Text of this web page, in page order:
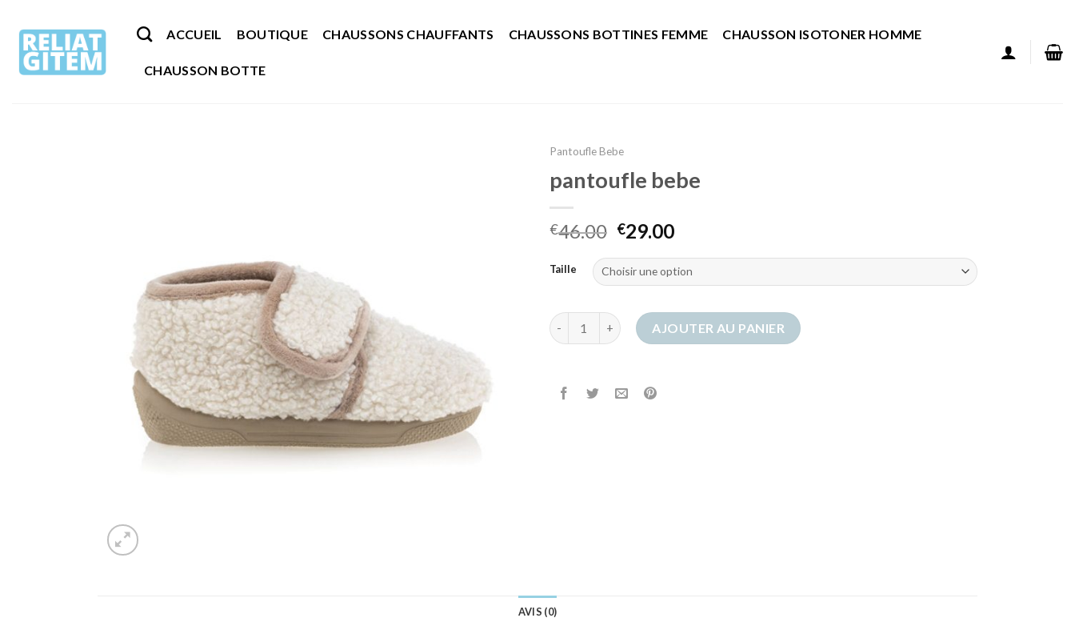
contenu
ACCUEIL BOUTIQUE CHAUSSONS CHAUFFANTS CHAUSSONS BOTTINES FEMME CHAUSSON ISOTONER HOMME
CHAUSSON BOTTE
Pantoufle Bebe
pantoufle bebe
€46.00 €29.00
Taille
quantité de pantoufle bebeAJOUTER AU PANIER
AVIS (0)